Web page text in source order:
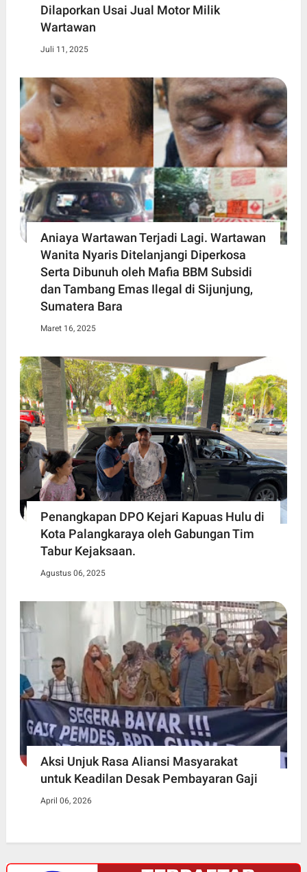
Dilaporkan Usai Jual Motor Milik
Wartawan
Juli 11, 2025
Aniaya Wartawan Terjadi Lagi. Wartawan
Wanita Nyaris Ditelanjangi Diperkosa
Serta Dibunuh oleh Mafia BBM Subsidi
dan Tambang Emas Ilegal di Sijunjung,
Sumatera Bara
Maret 16, 2025
Penangkapan DPO Kejari Kapuas Hulu di
Kota Palangkaraya oleh Gabungan Tim
Tabur Kejaksaan.
Agustus 06, 2025
Aksi Unjuk Rasa Aliansi Masyarakat
untuk Keadilan Desak Pembayaran Gaji
April 06, 2026